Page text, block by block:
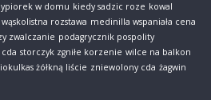
w domu kiedy sadzic roze kowal
rozstawa medinilla wspaniała cena
zwalczanie podagrycznik pospolity
storczyk zgniłe korzenie wilce na balkon
żółkną liście zniewolony cda żagwin